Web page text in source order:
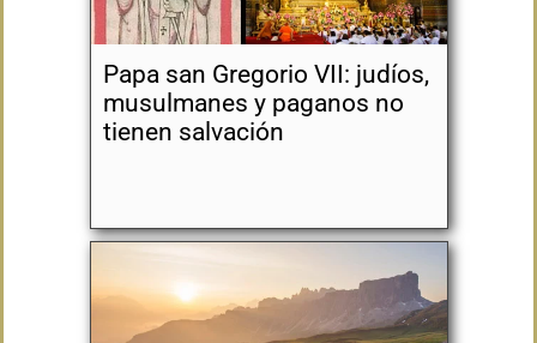
Papa san Gregorio VII: judíos,
musulmanes y paganos no
tienen salvación